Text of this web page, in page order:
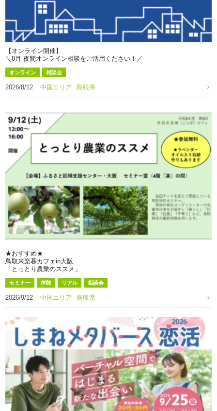
【オンライン開催】
＼8月 夜間オンライン相談をご活用ください！／
オンライン 相談会
2026/8/12 中国エリア 島根県
★おすすめ★
鳥取来楽暮カフェin大阪
「とっとり農業のススメ」
セミナー 体験 リアル 相談会
2026/9/12 中国エリア 鳥取県